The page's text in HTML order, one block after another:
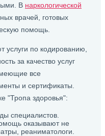
В наркологической
врачей, готовых
помощь.
услуги по кодированию,
за качество услуг
все
и сертификаты.
"Тропа здоровья":
специалистов.
оказывают не
реаниматологи.